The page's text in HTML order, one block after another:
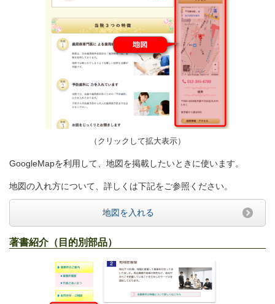
（クリックして拡大表示）
GoogleMapを利用して、地図を掲載したいときに使います。
地図の入れ方について、詳しくは下記をご参照ください。
地図を入れる
著書紹介（目的別部品）